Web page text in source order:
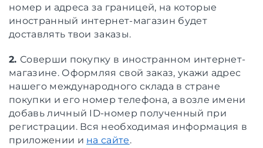
номер и адреса за границей, на которые
иностранный интернет-магазин будет
доставлять твои заказы.
2. Соверши покупку в иностранном интернет-
магазине. Оформляя свой заказ, укажи адрес
нашего международного склада в стране
покупки и его номер телефона, а возле имени
добавь личный ID-номер полученный при
регистрации. Вся необходимая информация в
приложении и на сайте.